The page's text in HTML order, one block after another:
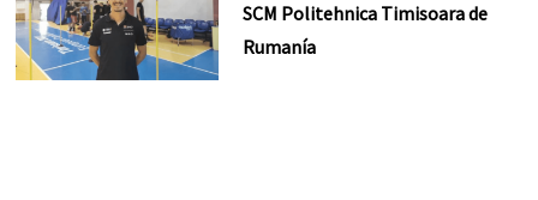
SCM Politehnica Timisoara de
Rumanía